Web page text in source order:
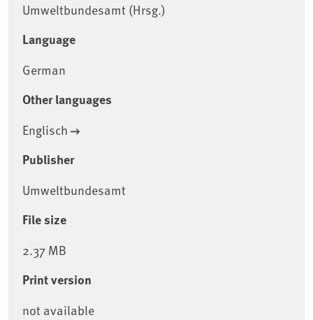
Umweltbundesamt (Hrsg.)
Language
German
Other languages
Englisch
Publisher
Umweltbundesamt
File size
2.37 MB
Print version
not available